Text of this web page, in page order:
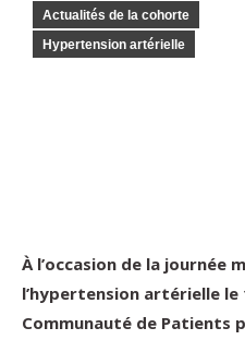
Actualités de la cohorte
Hypertension artérielle
À l’occasion de la journée
l’hypertension artérielle le
Communauté de Patients